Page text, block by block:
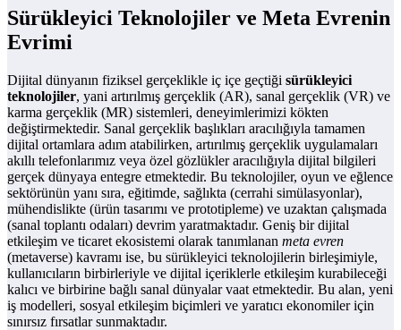
Sürükleyici Teknolojiler ve Meta Evrenin
Evrimi
Dijital dünyanın fiziksel gerçeklikle iç içe geçtiği sürükleyici
teknolojiler, yani artırılmış gerçeklik (AR), sanal gerçeklik (VR) ve
karma gerçeklik (MR) sistemleri, deneyimlerimizi kökten
değiştirmektedir. Sanal gerçeklik başlıkları aracılığıyla tamamen
dijital ortamlara adım atabilirken, artırılmış gerçeklik uygulamaları
akıllı telefonlarımız veya özel gözlükler aracılığıyla dijital bilgileri
gerçek dünyaya entegre etmektedir. Bu teknolojiler, oyun ve eğlence
sektörünün yanı sıra, eğitimde, sağlıkta (cerrahi simülasyonlar),
mühendislikte (ürün tasarımı ve prototipleme) ve uzaktan çalışmada
(sanal toplantı odaları) devrim yaratmaktadır. Geniş bir dijital
etkileşim ve ticaret ekosistemi olarak tanımlanan meta evren
(metaverse) kavramı ise, bu sürükleyici teknolojilerin birleşimiyle,
kullanıcıların birbirleriyle ve dijital içeriklerle etkileşim kurabileceği
kalıcı ve birbirine bağlı sanal dünyalar vaat etmektedir. Bu alan, yeni
iş modelleri, sosyal etkileşim biçimleri ve yaratıcı ekonomiler için
sınırsız fırsatlar sunmaktadır.